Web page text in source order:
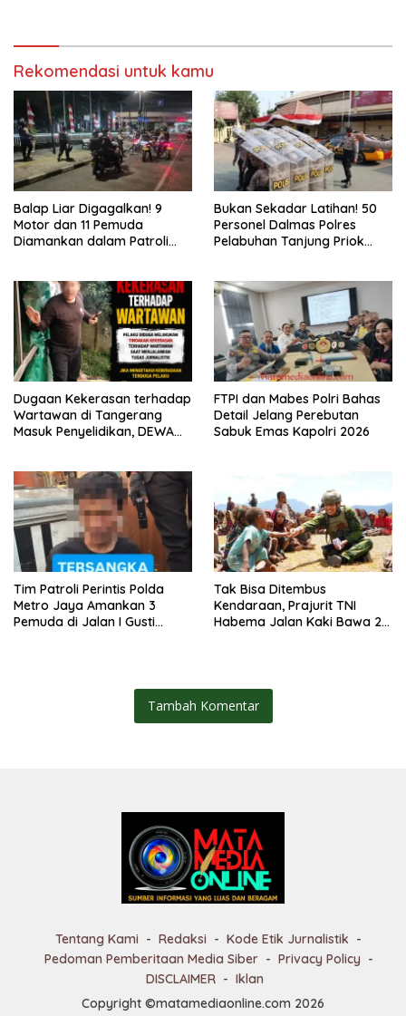
Rekomendasi untuk kamu
Balap Liar Digagalkan! 9
Motor dan 11 Pemuda
Diamankan dalam Patroli
Bukan Sekadar Latihan! 50
Personel Dalmas Polres
Pelabuhan Tanjung Priok
Dugaan Kekerasan terhadap
Wartawan di Tangerang
Masuk Penyelidikan, DEWA
FTPI dan Mabes Polri Bahas
Detail Jelang Perebutan
Sabuk Emas Kapolri 2026
Tim Patroli Perintis Polda
Metro Jaya Amankan 3
Pemuda di Jalan I Gusti
Tak Bisa Ditembus
Kendaraan, Prajurit TNI
Habema Jalan Kaki Bawa 2
Tambah Komentar
Tentang Kami Redaksi
Kode Etik Jurnalistik
Pedoman Pemberitaan Media Siber
Privacy Policy
DISCLAIMER
Iklan
Copyright ©matamediaonline.com 2026